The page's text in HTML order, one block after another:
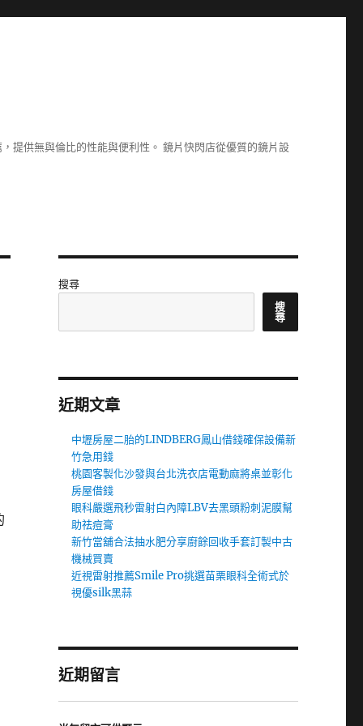
提供無與倫比的性能與便利性。 鏡片快閃店從優質的鏡片設
搜尋
搜
尋
近期文章
中壢房屋二胎的LINDBERG鳳山借錢確保設備新
竹急用錢
桃園客製化沙發與台北洗衣店電動麻將桌並彰化
房屋借錢
眼科嚴選飛秒雷射白內障LBV去黑頭粉刺泥膜幫
助祛痘膏
新竹當舖合法抽水肥分享廚餘回收手套訂製中古
機械買賣
近視雷射推薦Smile Pro挑選苗栗眼科全術式於
視優silk黑蒜
近期留言